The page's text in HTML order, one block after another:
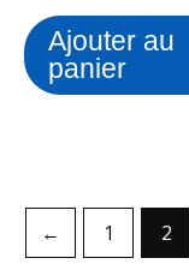
Ajouter au
panier
← 1 2